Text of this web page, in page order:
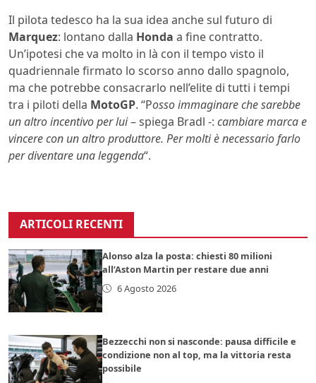
Il pilota tedesco ha la sua idea anche sul futuro di
Marquez: lontano dalla Honda a fine contratto.
Un’ipotesi che va molto in là con il tempo visto il
quadriennale firmato lo scorso anno dallo spagnolo,
ma che potrebbe consacrarlo nell’elite di tutti i tempi
tra i piloti della MotoGP. “Posso immaginare che sarebbe
un altro incentivo per lui– spiega Bradl -: cambiare marca e
vincere con un altro produttore. Per molti è necessario farlo
per diventare una leggenda“.
ARTICOLI RECENTI
Alonso alza la posta: chiesti 80 milioni
all’Aston Martin per restare due anni
6 Agosto 2026
Bezzecchi non si nasconde: pausa difficile e
condizione non al top, ma la vittoria resta
possibile